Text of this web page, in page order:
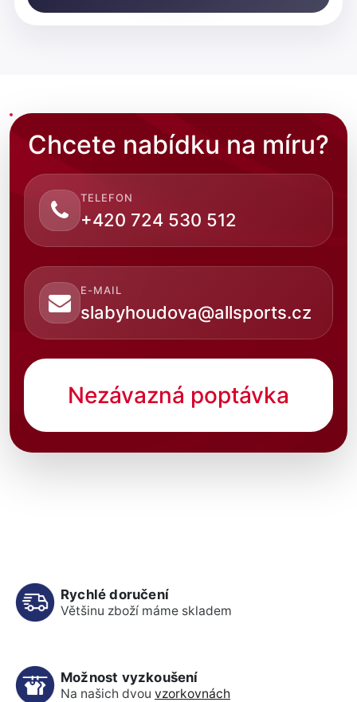
Chcete nabídku na míru?
TELEFON
+420 724 530 512
E-MAIL
slabyhoudova@allsports.cz
Nezávazná poptávka
Rychlé doručení
Většinu zboží máme skladem
Možnost vyzkoušení
Na našich dvou vzorkovnách